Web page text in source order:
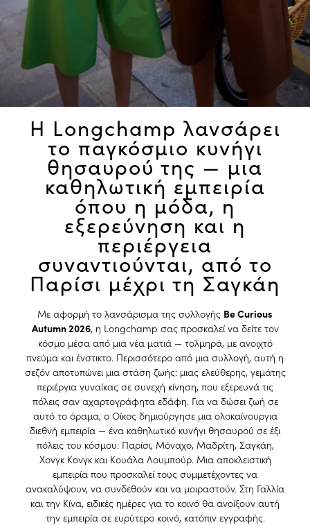
Η Longchamp λανσάρει
το παγκόσμιο κυνήγι
θησαυρού της — μια
καθηλωτική εμπειρία
όπου η μόδα, η
εξερεύνηση και η
περιέργεια
συναντιούνται, από το
Παρίσι μέχρι τη Σαγκάη
Με αφορμή το λανσάρισμα της συλλογής Be Curious
Autumn 2026, η Longchamp σας προσκαλεί να δείτε τον
κόσμο μέσα από μια νέα ματιά — τολμηρά, με ανοιχτό
πνεύμα και ένστικτο. Περισσότερο από μια συλλογή, αυτή η
σεζόν αποτυπώνει μια στάση ζωής: μιας ελεύθερης, γεμάτης
περιέργια γυναίκας σε συνεχή κίνηση, που εξερευνά τις
πόλεις σαν αχαρτογράφητα εδάφη. Για να δώσει ζωή σε
αυτό το όραμα, ο Οίκος δημιούργησε μια ολοκαίνουργια
διεθνή εμπειρία — ένα καθηλωτικό κυνήγι θησαυρού σε έξι
πόλεις του κόσμου: Παρίσι, Μόναχο, Μαδρίτη, Σαγκάη,
Χονγκ Κονγκ και Κουάλα Λουμπούρ. Μια αποκλειστική
εμπειρία που προσκαλεί τους συμμετέχοντες να
ανακαλύψουν, να συνδεθούν και να μοιραστούν. Στη Γαλλία
και την Κίνα, ειδικές ημέρες για το κοινό θα ανοίξουν αυτή
την εμπειρία σε ευρύτερο κοινό, κατόπιν εγγραφής.